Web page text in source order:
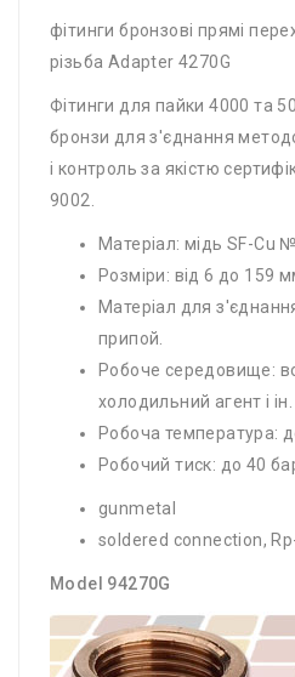
фітинги бронзові прямі
різьба Adapter 4270G
Фітинги для пайки 4000 та
бронзи для з'єднання
і контроль за якістю
9002.
Матеріал: мідь SF-Cu
Розміри: від 6 до 159
Матеріал для
припой.
Робоче середовище:
холодильний агент і ін.
Робоча температура:
Робочий тиск: до 40
gunmetal
soldered connection,
Model 94270G